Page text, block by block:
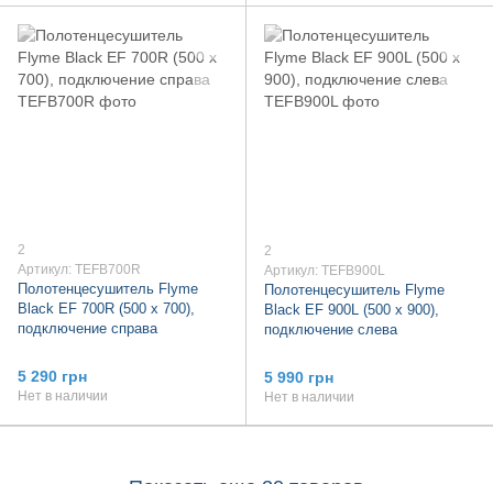
2
Артикул: TEFB700R
Полотенцесушитель Flyme
Black EF 700R (500 х 700),
подключение справа
5 290 грн
Нет в наличии
2
Артикул: TEFB900L
Полотенцесушитель Flyme
Black EF 900L (500 х 900),
подключение слева
5 990 грн
Нет в наличии